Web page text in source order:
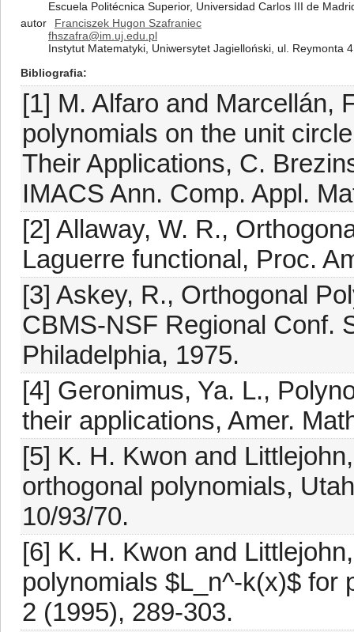
Escuela Politécnica Superior, Universidad Carlos III de
autor
Franciszek Hugon Szafraniec
fhszafra@im.uj.edu.pl
Instytut Matematyki, Uniwersytet Jagielloński, ul. Reymonta
Bibliografia
[1] M. Alfaro and Marcellán,
polynomials on the unit
Their Applications, C.
IMACS Ann. Comp. Appl.
[2] Allaway, W. R.,
Laguerre functional, Proc.
[3] Askey, R., Orthogonal
CBMS-NSF Regional Conf.
Philadelphia, 1975.
[4] Geronimus, Ya. L.,
their applications, Amer.
[5] K. H. Kwon and
orthogonal polynomials,
10/93/70.
[6] K. H. Kwon and
polynomials $L_n^-k(x)$ for
2 (1995), 289-303.